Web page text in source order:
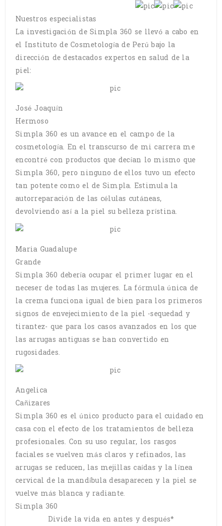
Nuestros especialistas
La investigación de Simpla 360 se llevó a cabo en
el Instituto de Cosmetología de Perú bajo la
dirección de destacados expertos en salud de la
piel:
José Joaquín
Hermoso
Simpla 360 es un avance en el campo de la
cosmetología. En el transcurso de mi carrera me
encontré con productos que decían lo mismo que
Simpla 360, pero ninguno de ellos tuvo un efecto
tan potente como el de Simpla. Estimula la
autorreparación de las células cutáneas,
devolviendo así a la piel su belleza prístina.
Maria Guadalupe
Grande
Simpla 360 debería ocupar el primer lugar en el
neceser de todas las mujeres. La fórmula única de
la crema funciona igual de bien para los primeros
signos de envejecimiento de la piel -sequedad y
tirantez- que para los casos avanzados en los que
las arrugas antiguas se han convertido en
rugosidades.
Angelica
Cañizares
Simpla 360 es el único producto para el cuidado en
casa con el efecto de los tratamientos de belleza
profesionales. Con su uso regular, los rasgos
faciales se vuelven más claros y refinados, las
arrugas se reducen, las mejillas caídas y la línea
cervical de la mandíbula desaparecen y la piel se
vuelve más blanca y radiante.
Simpla 360
Divide la vida en antes y después*